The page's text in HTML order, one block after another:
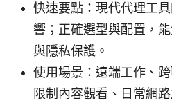
快速要點：現代代理工
響；正確選型與配置，
與隱私保護。
使用場景：遠端工作、
限制內容觀看、日常網